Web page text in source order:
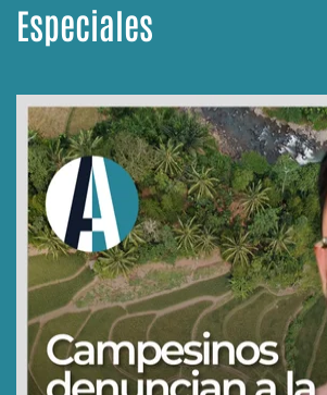
Especiales